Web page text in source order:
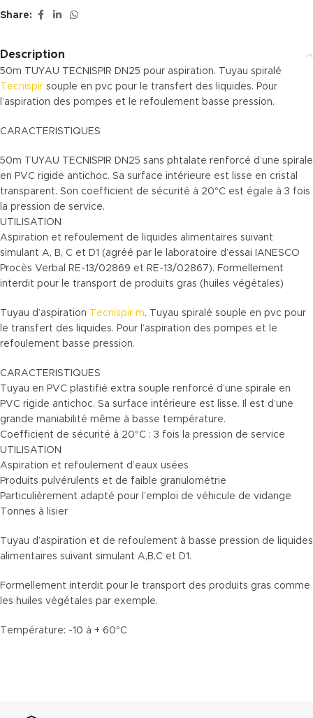
Share:
Description
50m TUYAU TECNISPIR DN25 pour aspiration. Tuyau spiralé
Tecnispir souple en pvc pour le transfert des liquides. Pour
l’aspiration des pompes et le refoulement basse pression.
CARACTERISTIQUES
50m TUYAU TECNISPIR DN25 sans phtalate renforcé d’une spirale
en PVC rigide antichoc. Sa surface intérieure est lisse en cristal
transparent. Son coefficient de sécurité à 20°C est égale à 3 fois
la pression de service.
UTILISATION
Aspiration et refoulement de liquides alimentaires suivant
simulant A, B, C et D1 (agréé par le laboratoire d’essai IANESCO
Procès Verbal RE-13/02869 et RE-13/02867). Formellement
interdit pour le transport de produits gras (huiles végétales)
Tuyau d’aspiration Tecnispir m. Tuyau spiralé souple en pvc pour
le transfert des liquides. Pour l’aspiration des pompes et le
refoulement basse pression.
CARACTERISTIQUES
Tuyau en PVC plastifié extra souple renforcé d’une spirale en
PVC rigide antichoc. Sa surface intérieure est lisse. Il est d’une
grande maniabilité même à basse température.
Coefficient de sécurité à 20°C : 3 fois la pression de service
UTILISATION
Aspiration et refoulement d’eaux usées
Produits pulvérulents et de faible granulométrie
Particulièrement adapté pour l’emploi de véhicule de vidange
Tonnes à lisier
Tuyau d’aspiration et de refoulement à basse pression de liquides
alimentaires suivant simulant A,B,C et D1.
Formellement interdit pour le transport des produits gras comme
les huiles végétales par exemple.
Température: -10 à + 60°C